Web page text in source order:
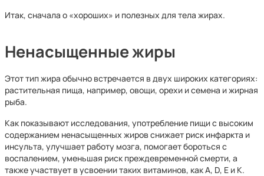
Итак, сначала о «хороших» и полезных для тела жирах.
Ненасыщенные жиры
Этот тип жира обычно встречается в двух широких категориях:
растительная пища, например, овощи, орехи и семена и жирная
рыба.
Как показывают исследования, употребление пищи с высоким
содержанием ненасыщенных жиров снижает риск инфаркта и
инсульта, улучшает работу мозга, помогает бороться с
воспалением, уменьшая риск преждевременной смерти, а
также участвует в усвоении таких витаминов, как A, D, E и K.